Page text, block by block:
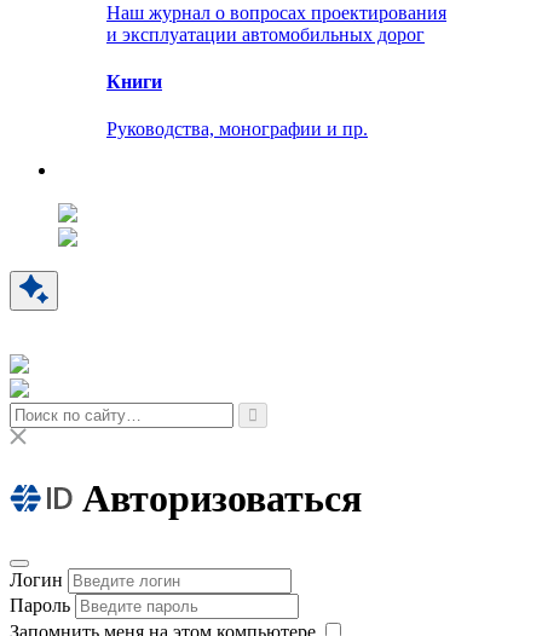
Наш журнал о вопросах проектирования
и эксплуатации автомобильных дорог
Книги
Руководства, монографии и пр.
Авторизоваться
Логин
Пароль